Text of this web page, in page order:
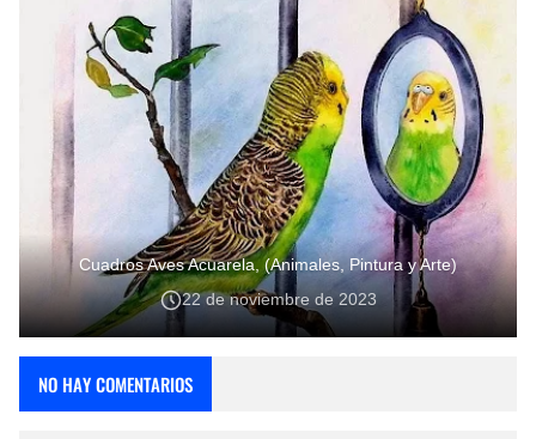
Cuadros Aves Acuarela, (Animales, Pintura y Arte)
22 de noviembre de 2023
NO HAY COMENTARIOS